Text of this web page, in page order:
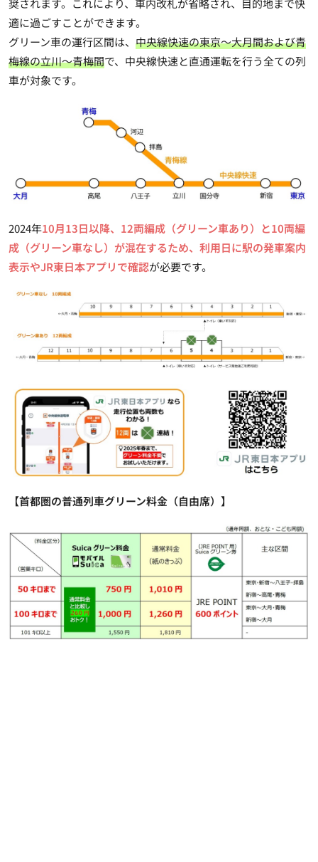
奨されます。これにより、車内改札が省略され、目的地まで快
適に過ごすことができます。
グリーン車の運行区間は、 中央線快速の東京～大月間および青
梅線の立川～青梅間で、中央線快速と直通運転を行う全ての列
車が対象です。
2024年10月13日以降、12両編成（グリーン車あり）と10両編
成（グリーン車なし）が混在するため、利用日に駅の発車案内
表示やJR東日本アプリで確認が必要です。
【首都圏の普通列車グリーン料金（自由席）】